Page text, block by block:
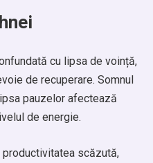
cu lipsa de voință,
de recuperare. Somnul
pauzelor afectează
de energie.
scăzută,